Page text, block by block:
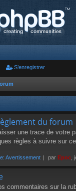
S’enregistrer
du forum
une trace de votre
règles à suivre sur
Avertissement par Epoc
commentaires sur la